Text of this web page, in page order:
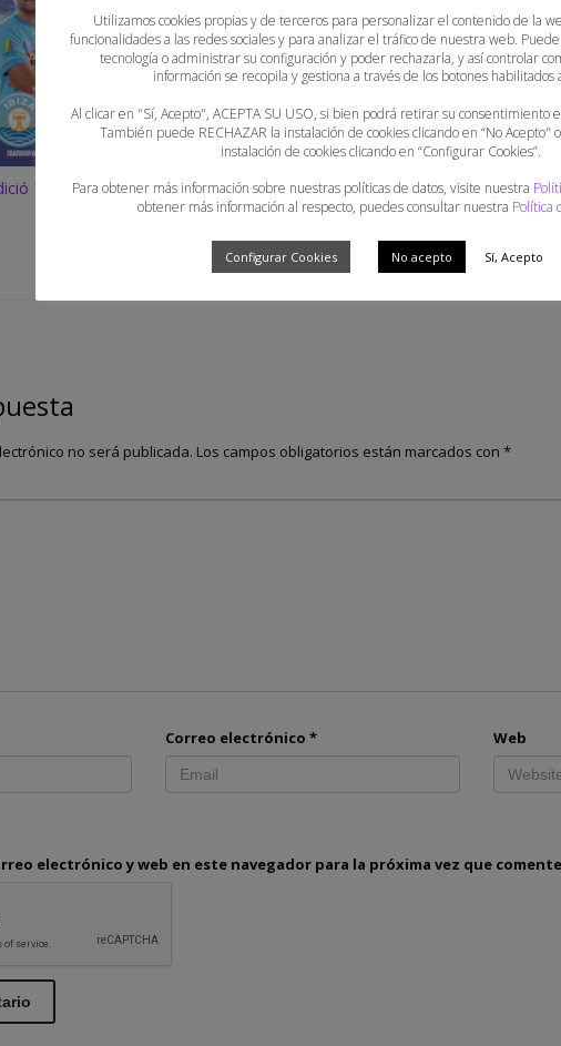
Torneig Illes
Gran cap de setmana per l’handbol platja La
no será publicada. Los campos obligatorios están marcados con *
Correo electrónico * Web
electrónico y web en este navegador para la próxima vez que
Utilizamos cookies propias y de terceros para personalizar el contenido de la
funcionalidades a las redes sociales y para analizar el tráfico de nuestra web.
tecnología o administrar su configuración y poder rechazarla, y así controlar
información se recopila y gestiona a través de los botones habilitados
Al clicar en "Sí, Acepto", ACEPTA SU USO, si bien podrá retirar su consentimiento
También puede RECHAZAR la instalación de cookies clicando en “No Acepto"
instalación de cookies clicando en “Configurar Cookies”.
Para obtener más información sobre nuestras políticas de datos, visite nuestra
obtener más información al respecto, puedes consultar nuestra Política
Configurar Cookies No acepto Sí, Acepto